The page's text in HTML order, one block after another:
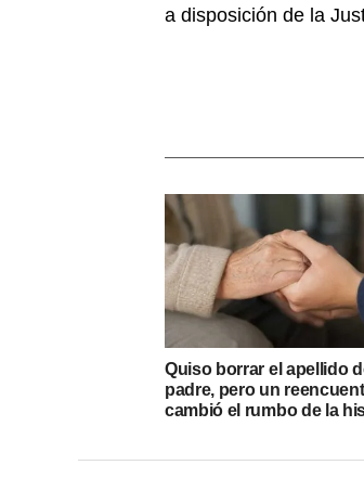
a disposición de la
Quiso borrar el apellido
padre, pero un
cambió el rumbo de la